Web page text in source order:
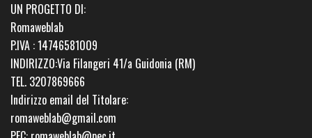
UN PROGETTO DI:
Romaweblab
P.IVA : 14746581009
INDIRIZZO:Via Filangeri 41/a Guidonia (RM)
TEL. 3207869666
Indirizzo email del Titolare:
romaweblab@gmail.com